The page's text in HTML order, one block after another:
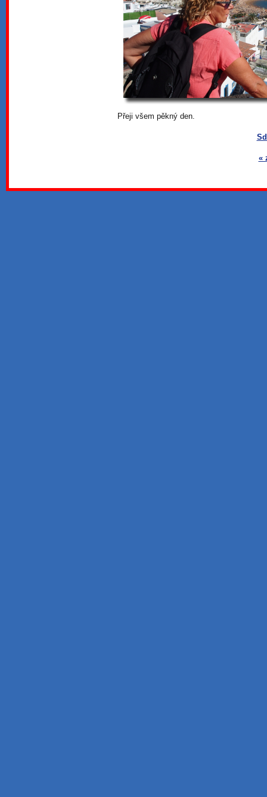
Přeji všem pěkný den.
«